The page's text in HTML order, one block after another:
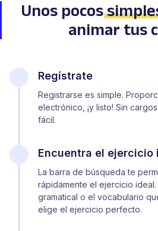
Unos pocos
animar tus
Regístrate
Registrarse es simple.
electrónico, ¡y listo! Sin
fácil.
Encuentra el ejercicio
La barra de búsqueda te
rápidamente el ejercicio
gramatical o el vocabulario
elige el ejercicio perfecto.